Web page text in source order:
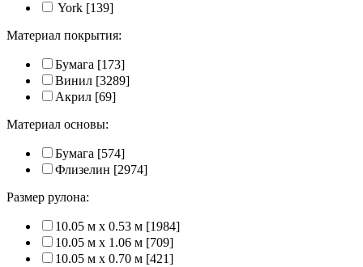
York [139]
Материал покрытия:
Бумага [173]
Винил [3289]
Акрил [69]
Материал основы:
Бумага [574]
Флизелин [2974]
Размер рулона:
10.05 м x 0.53 м [1984]
10.05 м x 1.06 м [709]
10.05 м x 0.70 м [421]